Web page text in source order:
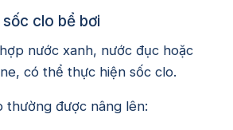
clo bể bơi
nước xanh, nước đục hoặc
có thể thực hiện sốc clo.
thường được nâng lên: